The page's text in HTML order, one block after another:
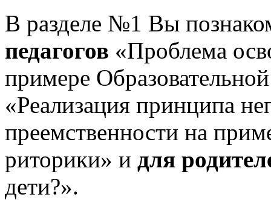
В разделе №1 Вы
педагогов «Проблема
примере
«Реализация принципа
преемственности на
риторики» и для
дети?».